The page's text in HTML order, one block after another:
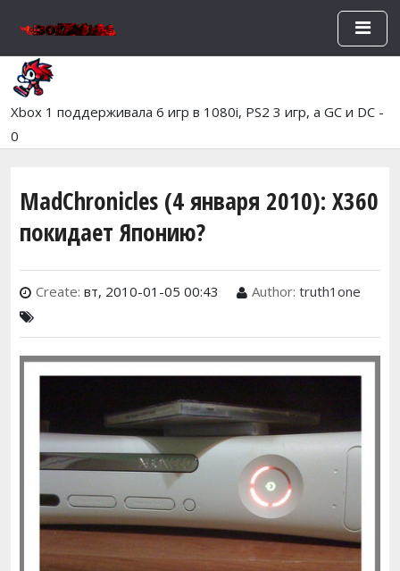
Перейти к основному
Xbox 1 поддерживала 6 игр в 1080i, PS2 3 игр, а GC и DC -
0
MadChronicles (4 января 2010): X360
покидает Японию?
Create: вт, 2010-01-05 00:43 Author: truth1one